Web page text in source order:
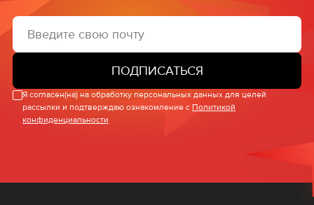
ПОДПИСАТЬСЯ
Я согласен(на) на обработку персональных данных для целей
рассылки и подтверждаю ознакомление с Политикой
конфиденциальности